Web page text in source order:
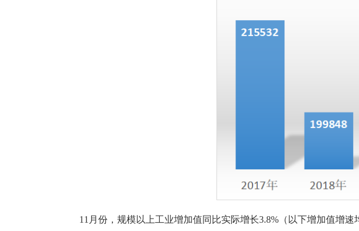
11月份，规模以上工业增加值同比实际增长3.8%（以下增加值增